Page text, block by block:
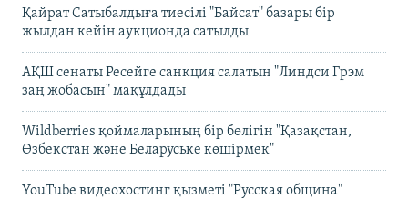
Қайрат Сатыбалдыға тиесілі "Байсат" базары бір
жылдан кейін аукционда сатылды
АҚШ сенаты Ресейге санкция салатын "Линдси Грэм
заң жобасын" мақұлдады
Wildberries қоймаларының бір бөлігін "Қазақстан,
Өзбекстан және Беларуське көшірмек"
YouTube видеохостинг қызметі "Русская община"